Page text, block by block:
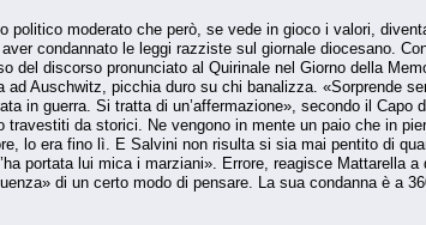
politico moderato che però, se vede in gioco i valori,
condannato le leggi razziste sul giornale diocesano.
del discorso pronunciato al Quirinale nel Giorno della
ad Auschwitz, picchia duro su chi banalizza. «Sorprende
in guerra. Si tratta di un’affermazione», secondo il
travestiti da storici. Ne vengono in mente un paio che in
lo era fino lì. E Salvini non risulta si sia mai pentito di
portata lui mica i marziani». Errore, reagisce Mattarella
di un certo modo di pensare. La sua condanna è a